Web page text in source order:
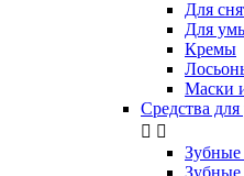
Для
Для
Кремы
Маски
Средства для
 
Зубные